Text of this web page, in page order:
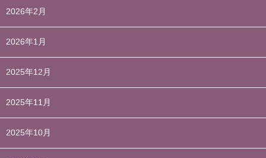
2026年2月
2026年1月
2025年12月
2025年11月
2025年10月